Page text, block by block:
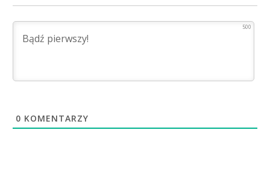
500
0 KOMENTARZY